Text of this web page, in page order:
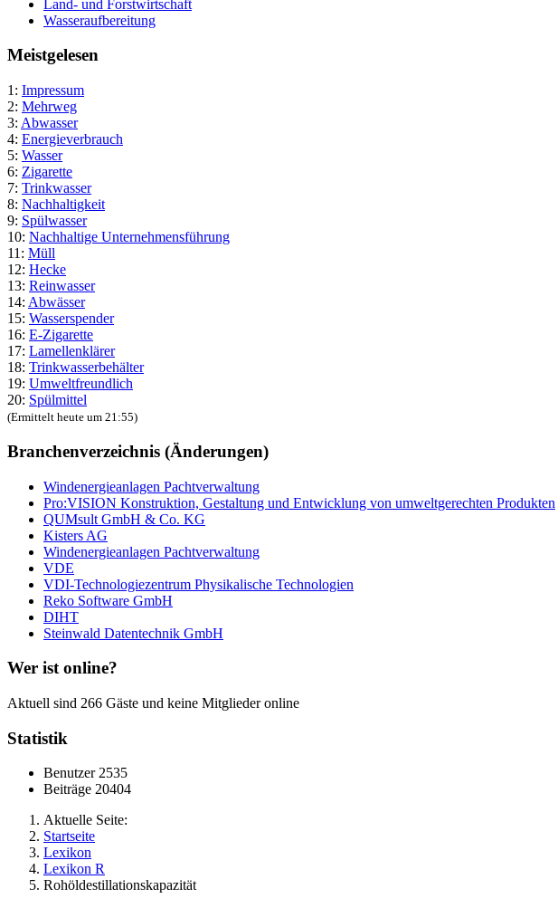
Land- und Forstwirtschaft
Wasseraufbereitung
Meistgelesen
1: Impressum
2: Mehrweg
3: Abwasser
4: Energieverbrauch
5: Wasser
6: Zigarette
7: Trinkwasser
8: Nachhaltigkeit
9: Spülwasser
10: Nachhaltige Unternehmensführung
11: Müll
12: Hecke
13: Reinwasser
14: Abwässer
15: Wasserspender
16: E-Zigarette
17: Lamellenklärer
18: Trinkwasserbehälter
19: Umweltfreundlich
20: Spülmittel
(Ermittelt heute um 21:55)
Branchenverzeichnis (Änderungen)
Windenergieanlagen Pachtverwaltung
Pro:VISION Konstruktion, Gestaltung und Entwicklung von umweltgerechten Produkten
QUMsult GmbH & Co. KG
Kisters AG
Windenergieanlagen Pachtverwaltung
VDE
VDI-Technologiezentrum Physikalische Technologien
Reko Software GmbH
DIHT
Steinwald Datentechnik GmbH
Wer ist online?
Aktuell sind 266 Gäste und keine Mitglieder online
Statistik
Benutzer2535
Beiträge 20404
Aktuelle Seite:
Startseite
Lexikon
Lexikon R
Rohöldestillationskapazität